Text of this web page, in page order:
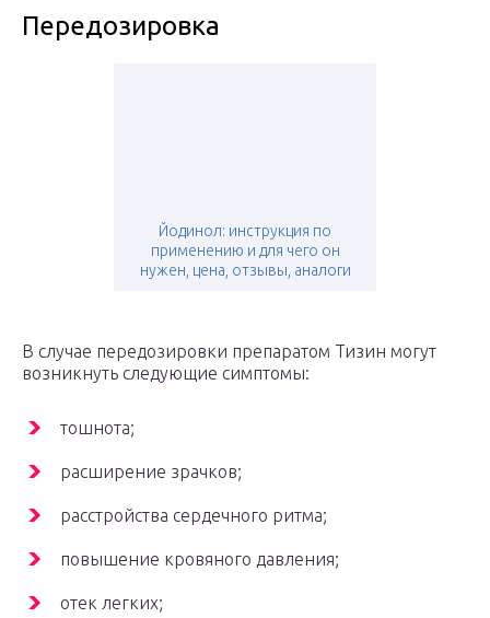
Передозировка
Йодинол: инструкция по
применению и для чего он
нужен, цена, отзывы, аналоги
В случае передозировки препаратом Тизин могут
возникнуть следующие симптомы:
тошнота;
расширение зрачков;
расстройства сердечного ритма;
повышение кровяного давления;
отек легких;